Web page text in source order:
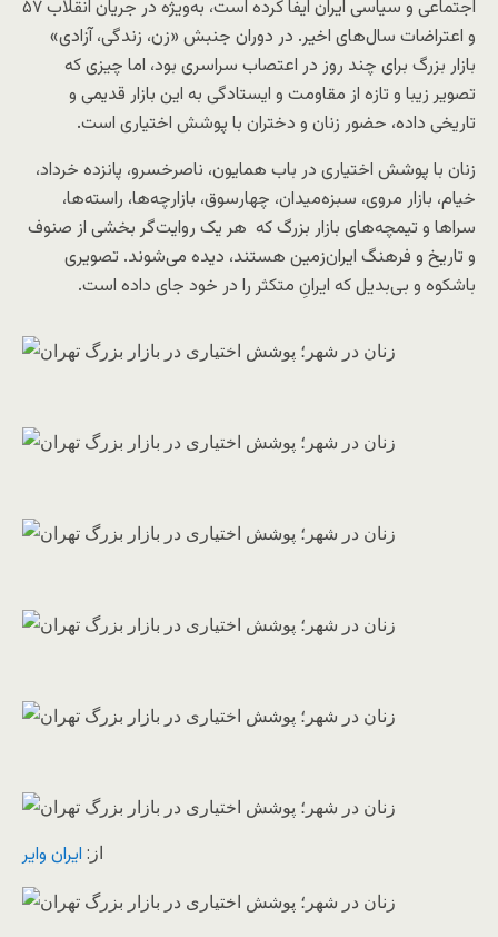
اجتماعی و سیاسی ایران ایفا کرده است، به‌ویژه در جریان انقلاب ۵۷
و اعتراضات سال‌های اخیر. در دوران جنبش «زن، زندگی، آزادی»
بازار بزرگ برای چند روز در اعتصاب سراسری بود، اما چیزی که
تصویر زیبا و تازه‌ از مقاومت و ایستادگی به این بازار قدیمی و
تاریخی داده، حضور زنان و دختران با پوشش اختیاری‌ است.
زنان با پوشش اختیاری در باب همایون، ناصرخسرو، پانزده خرداد،
خیام، بازار مروی، سبزه‌میدان، چهارسوق، بازارچه‌ها، راسته‌ها،
سراها و تیمچه‌های بازار بزرگ که هر یک روایت‌گر بخشی از صنوف
و تاریخ و فرهنگ ایران‌زمین هستند، دیده می‌شوند. تصویری
باشکوه و بی‌بدیل که ایرانِ متکثر را در خود جای داده است.
از: ايران واير